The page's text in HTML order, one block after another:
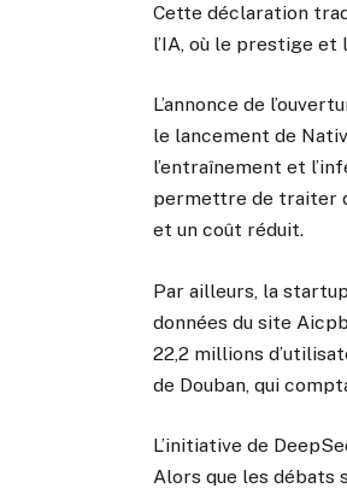
Cette déclaration
l’IA, où le prestige
L’annonce de
le lancement de
l’entraînement et
permettre de traiter
et un coût réduit.
Par ailleurs, la
données du site
22,2 millions
de Douban, qui
L’initiative de
Alors que les débats